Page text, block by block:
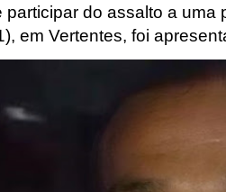
participar do assalto a uma
em Vertentes, foi